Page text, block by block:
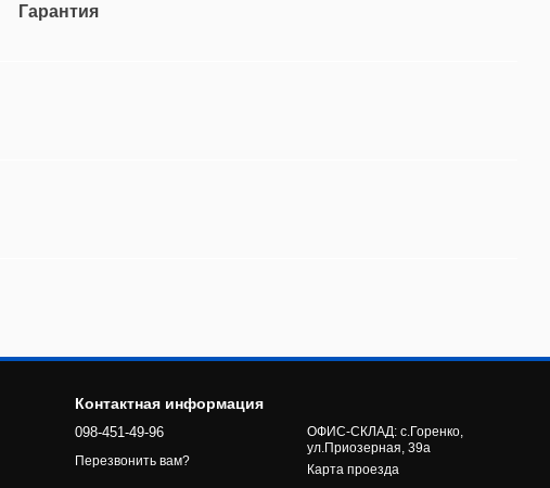
Гарантия
Контактная информация
098-451-49-96
Перезвонить вам?
ОФИС-СКЛАД: с.Горенко,
ул.Приозерная, 39а
Карта проезда